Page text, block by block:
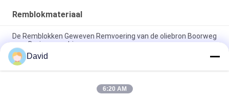
Remblokmateriaal
De Remblokken Geweven Remvoering van de oliebron Boorweg
voor Boringsmachines
Asbestvrije geweven remvoering Geweven remblok Geweven
remvoering voor olieboringen
Boormachine Geweven remvoeringen Harsremblokken voor
David
6:20 AM